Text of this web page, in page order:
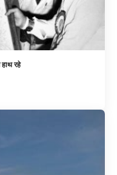
हाथ रहे